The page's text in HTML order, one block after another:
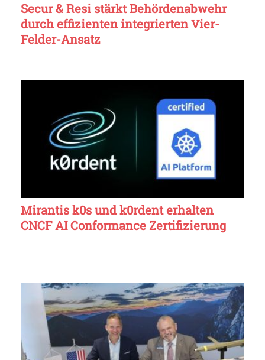
Secur & Resi stärkt Behördenabwehr
durch effizienten integrierten Vier-
Felder-Ansatz
Mirantis k0s und k0rdent erhalten
CNCF AI Conformance Zertifizierung